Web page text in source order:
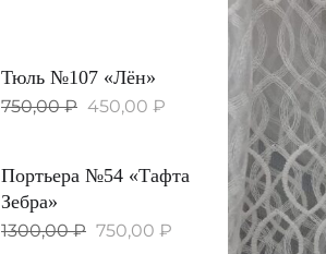
Тюль №107 «Лён»
750,00₽ 450,00 ₽
Портьера №54 «Тафта
Зебра»
1300,00₽ 750,00 ₽